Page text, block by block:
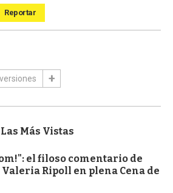
Reportar
Las Más Vistas
el filoso comentario de
Valeria Ripoll en plena Cena de